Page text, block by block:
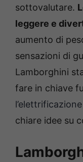
sottovalutare.
leggere e
aumento di
sensazioni di
Lamborghini
fare in chiave
chiare idee su